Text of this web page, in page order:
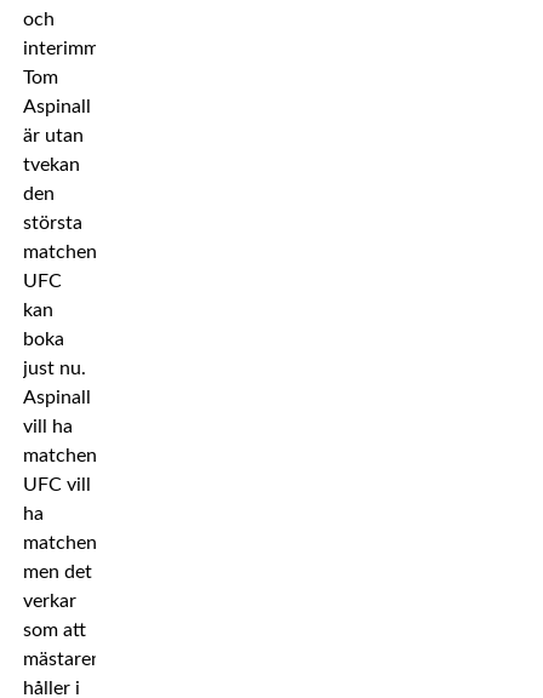
och
interimmästaren
Tom
Aspinall
är utan
tvekan
den
största
matchen
UFC
kan
boka
just nu.
Aspinall
vill ha
matchen,
UFC vill
ha
matchen,
men det
verkar
som att
mästaren
håller i